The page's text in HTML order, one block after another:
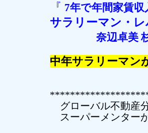
『 7年で年間家賃
サラリーマン・
奈辺卓美
中年サラリーマン
グローバル不動産
スーパーメンター